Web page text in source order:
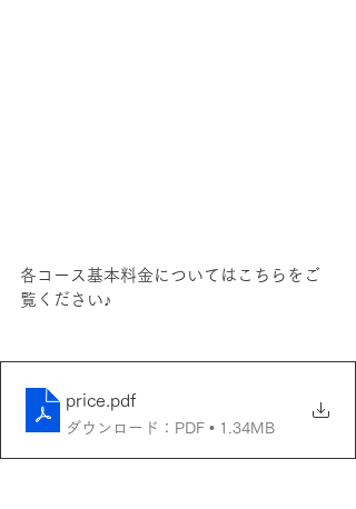
各コース基本料金についてはこちらをご
覧ください♪
price .pdf
ダウンロード：PDF • 1.34MB